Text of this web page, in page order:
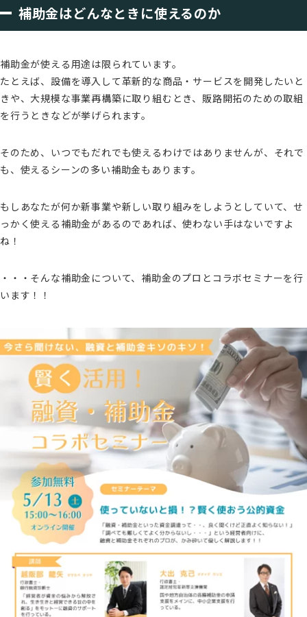
補助金はどんなときに使えるのか
補助金が使える用途は限られています。
たとえば、設備を導入して革新的な商品・サービスを開発したいと
きや、大規模な事業再構築に取り組むとき、販路開拓のための取組
を行うときなどが挙げられます。
そのため、いつでもだれでも使えるわけではありませんが、それで
も、使えるシーンの多い補助金もあります。
もしあなたが何か新事業や新しい取り組みをしようとしていて、せ
っかく使える補助金があるのであれば、使わない手はないですよ
ね！
・・・そんな補助金について、補助金のプロとコラボセミナーを行
います！！